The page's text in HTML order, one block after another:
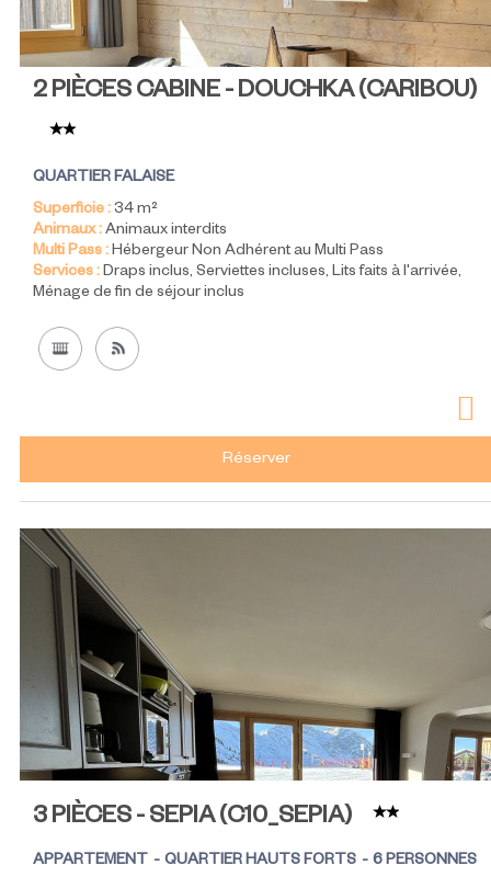
2 PIÈCES CABINE - DOUCHKA(CARIBOU)
QUARTIER FALAISE
Superficie :34m²
Animaux :Animaux interdits
Multi Pass :Hébergeur Non Adhérent au Multi Pass
Services :Draps inclus Serviettes incluses Lits faits à l'arrivée
Ménage de fin de séjour inclus
Réserver
3 PIÈCES - SEPIA(C10_SEPIA)
APPARTEMENT QUARTIER HAUTS FORTS
6 PERSONNES